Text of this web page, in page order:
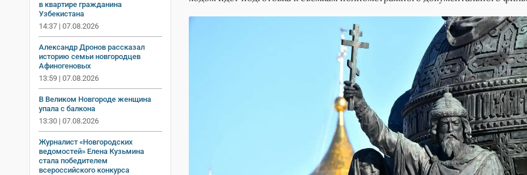
в квартире гражданина
Узбекистана
14:37 | 07.08.2026
Александр Дронов рассказал
историю семьи новгородцев
Афиногеновых
13:59 | 07.08.2026
В Великом Новгороде женщина
упала с балкона
13:30 | 07.08.2026
Журналист «Новгородских
ведомостей» Елена Кузьмина
стала победителем
всероссийского конкурса